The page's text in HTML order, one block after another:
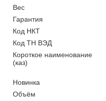
Вес
Гарантия
Код НКТ
Код ТН ВЭД
Короткое наименование
(каз)
Новинка
Объём